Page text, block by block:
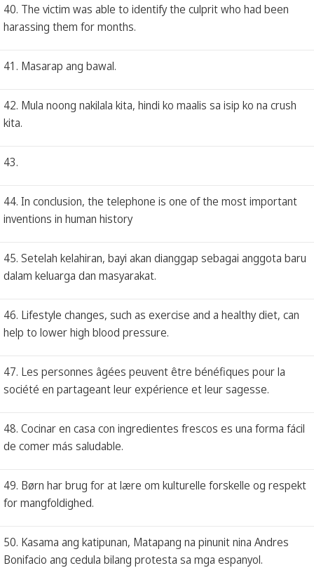
40. The victim was able to identify the culprit who had been
harassing them for months.
41. Masarap ang bawal.
42. Mula noong nakilala kita, hindi ko maalis sa isip ko na crush
kita.
43.
44. In conclusion, the telephone is one of the most important
inventions in human history
45. Setelah kelahiran, bayi akan dianggap sebagai anggota baru
dalam keluarga dan masyarakat.
46. Lifestyle changes, such as exercise and a healthy diet, can
help to lower high blood pressure.
47. Les personnes âgées peuvent être bénéfiques pour la
société en partageant leur expérience et leur sagesse.
48. Cocinar en casa con ingredientes frescos es una forma fácil
de comer más saludable.
49. Børn har brug for at lære om kulturelle forskelle og respekt
for mangfoldighed.
50. Kasama ang katipunan, Matapang na pinunit nina Andres
Bonifacio ang cedula bilang protesta sa mga espanyol.